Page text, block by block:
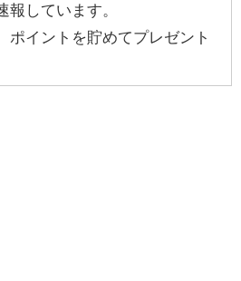
報しています。
ポイントを貯めてプレゼント